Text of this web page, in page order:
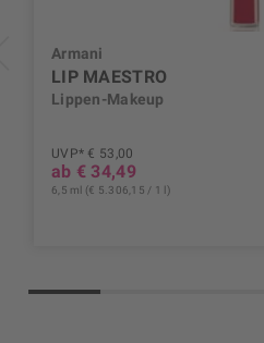
Armani
LIP MAESTRO
Lippen-Makeup
UVP* € 53,00
ab € 34,49
6,5 ml (€ 5.306,15 / 1 l)